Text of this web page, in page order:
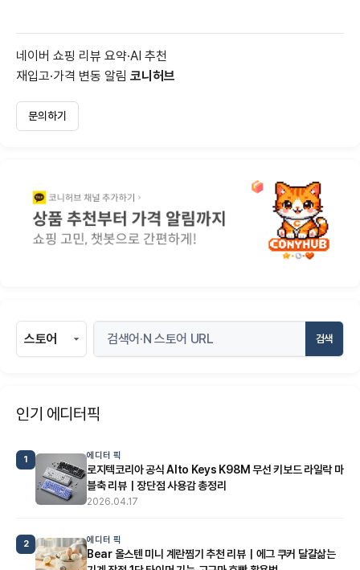
네이버 쇼핑 리뷰 요약·AI 추천
재입고·가격 변동 알림 코니허브
문의하기
검색
인기 에디터픽
1 에디터 픽
로지텍코리아 공식 Alto Keys K98M 무선 키보드 라일락 마
블축 리뷰｜장단점 사용감 총정리
2026.04.17
2 에디터 픽
Bear 올스텐 미니 계란찜기 추천 리뷰｜에그 쿠커 달걀삶는